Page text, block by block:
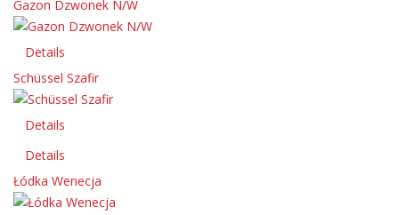
Gazon Dzwonek N/W
Details
Schüssel Szafir
Details
Details
Łódka Wenecja